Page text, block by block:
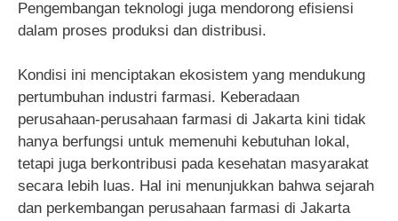
Pengembangan teknologi juga mendorong efisiensi
dalam proses produksi dan distribusi.
Kondisi ini menciptakan ekosistem yang mendukung
pertumbuhan industri farmasi. Keberadaan
perusahaan-perusahaan farmasi di Jakarta kini tidak
hanya berfungsi untuk memenuhi kebutuhan lokal,
tetapi juga berkontribusi pada kesehatan masyarakat
secara lebih luas. Hal ini menunjukkan bahwa sejarah
dan perkembangan perusahaan farmasi di Jakarta